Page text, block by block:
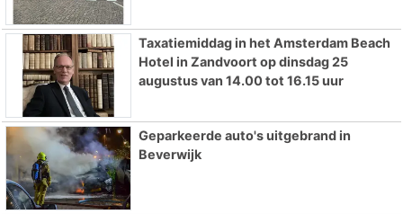
Taxatiemiddag in het Amsterdam Beach
Hotel in Zandvoort op dinsdag 25
augustus van 14.00 tot 16.15 uur
Geparkeerde auto's uitgebrand in
Beverwijk